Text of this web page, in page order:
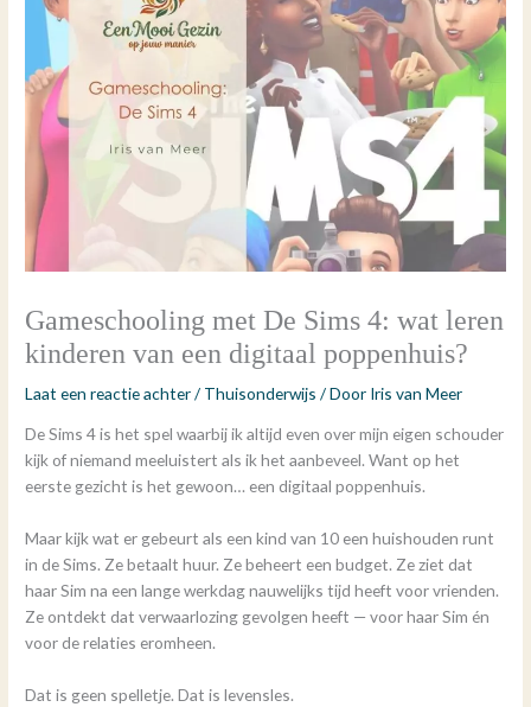
Gameschooling met De Sims 4: wat leren
kinderen van een digitaal poppenhuis?
Laat een reactie achter/ Thuisonderwijs / Door Iris van Meer
De Sims 4 is het spel waarbij ik altijd even over mijn eigen schouder
kijk of niemand meeluistert als ik het aanbeveel. Want op het
eerste gezicht is het gewoon… een digitaal poppenhuis.
Maar kijk wat er gebeurt als een kind van 10 een huishouden runt
in de Sims. Ze betaalt huur. Ze beheert een budget. Ze ziet dat
haar Sim na een lange werkdag nauwelijks tijd heeft voor vrienden.
Ze ontdekt dat verwaarlozing gevolgen heeft — voor haar Sim én
voor de relaties eromheen.
Dat is geen spelletje. Dat is levensles.